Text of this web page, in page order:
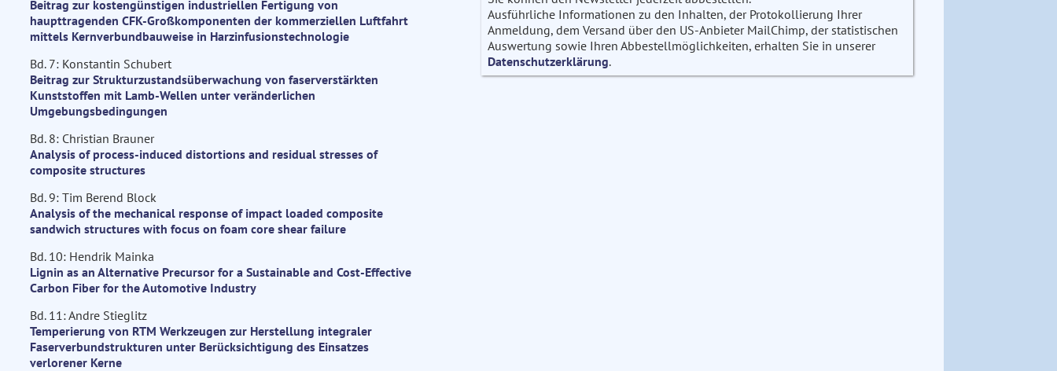
Ausführliche Informationen zu den Inhalten, der Protokollierung Ihrer
Anmeldung, dem Versand über den US-Anbieter MailChimp, der statistischen
Auswertung sowie Ihren Abbestellmöglichkeiten, erhalten Sie in unserer
Datenschutzerklärung.
Beitrag zur kostengünstigen industriellen Fertigung von
haupttragenden CFK-Großkomponenten der kommerziellen Luftfahrt
mittels Kernverbundbauweise in Harzinfusionstechnologie
Bd. 7: Konstantin Schubert
Beitrag zur Strukturzustandsüberwachung von faserverstärkten
Kunststoffen mit Lamb-Wellen unter veränderlichen
Umgebungsbedingungen
Bd. 8: Christian Brauner
Analysis of process-induced distortions and residual stresses of
composite structures
Bd. 9: Tim Berend Block
Analysis of the mechanical response of impact loaded composite
sandwich structures with focus on foam core shear failure
Bd. 10: Hendrik Mainka
Lignin as an Alternative Precursor for a Sustainable and Cost-Effective
Carbon Fiber for the Automotive Industry
Bd. 11: Andre Stieglitz
Temperierung von RTM Werkzeugen zur Herstellung integraler
Faserverbundstrukturen unter Berücksichtigung des Einsatzes
verlorener Kerne